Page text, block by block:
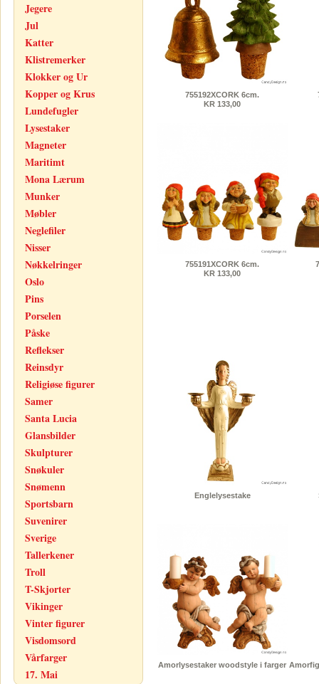
Jegere
Jul
Katter
Klistremerker
Klokker og Ur
Kopper og Krus
Lundefugler
Lysestaker
Magneter
Maritimt
Mona Lærum
Munker
Møbler
Neglefiler
Nisser
Nøkkelringer
Oslo
Pins
Porselen
Påske
Reflekser
Reinsdyr
Religiøse figurer
Samer
Santa Lucia
Glansbilder
Skulpturer
Snøkuler
Snømenn
Sportsbarn
Suvenirer
Sverige
Tallerkener
Troll
T-Skjorter
Vikinger
Vinter figurer
Visdomsord
Vårfarger
17. Mai
755192XCORK 6cm.
KR 133,00
755191XCORK 6cm.
KR 133,00
Englelysestake
Amorlysestaker woodstyle i farger